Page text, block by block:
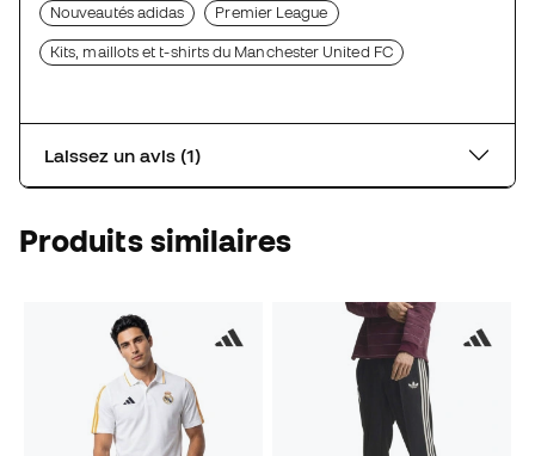
Nouveautés adidas Premier League
Kits, maillots et t-shirts du Manchester United FC
Laissez un avis (1)
Produits similaires